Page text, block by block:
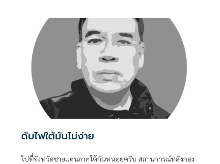
ไม่ว่าเด็กหรือผูัใหญ่ เมื่อถึงคราวต้องการใช้ มันหาได้ไม่ยาก
ดับไฟใต้มันไม่ง่าย
ไปที่จังหวัดชายแดนภาคใต้กันหน่อยครับ สถานการณ์หลังกอง